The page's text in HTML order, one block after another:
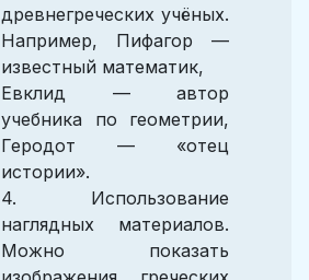
древнегреческих учёных.
Например, Пифагор —
известный математик,
Евклид — автор
учебника по геометрии,
Геродот — «отец
истории».
4. Использование
наглядных материалов.
Можно показать